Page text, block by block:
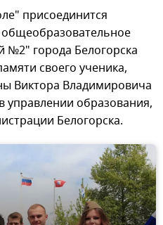
присоединится
города Белогорска
своего ученика,
Виктора Владимировича
образования,
Белогорска.